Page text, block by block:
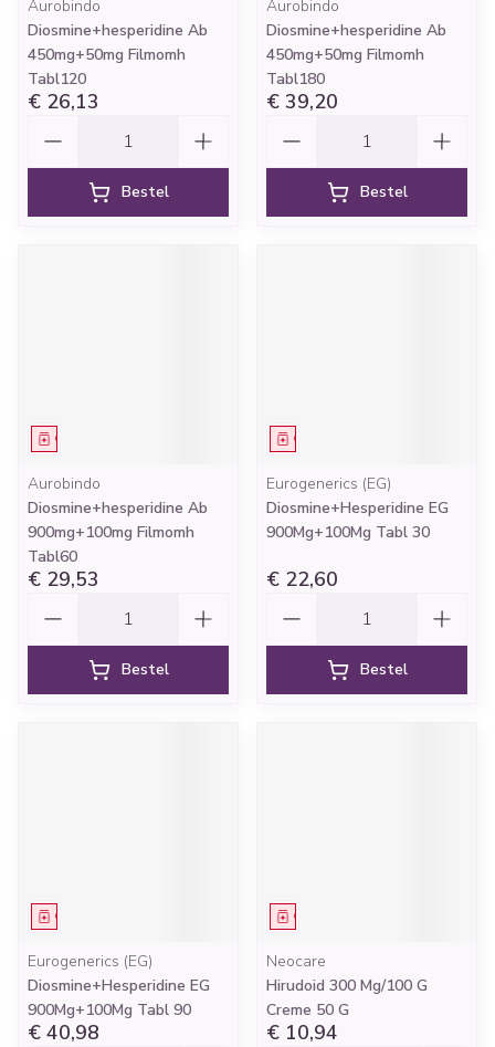
Aurobindo
Diosmine+hesperidine Ab
450mg+50mg Filmomh
Tabl120
€ 26,13
Bestel
Aurobindo
Diosmine+hesperidine Ab
450mg+50mg Filmomh
Tabl180
€ 39,20
Bestel
Geneesmiddel
Aurobindo
Diosmine+hesperidine Ab
900mg+100mg Filmomh
Tabl60
€ 29,53
Bestel
Geneesmiddel
Eurogenerics (EG)
Diosmine+Hesperidine EG
900Mg+100Mg Tabl 30
€ 22,60
Bestel
Geneesmiddel
Eurogenerics (EG)
Diosmine+Hesperidine EG
900Mg+100Mg Tabl 90
€ 40,98
Geneesmiddel
Neocare
Hirudoid 300 Mg/100 G
Creme 50 G
€ 10,94